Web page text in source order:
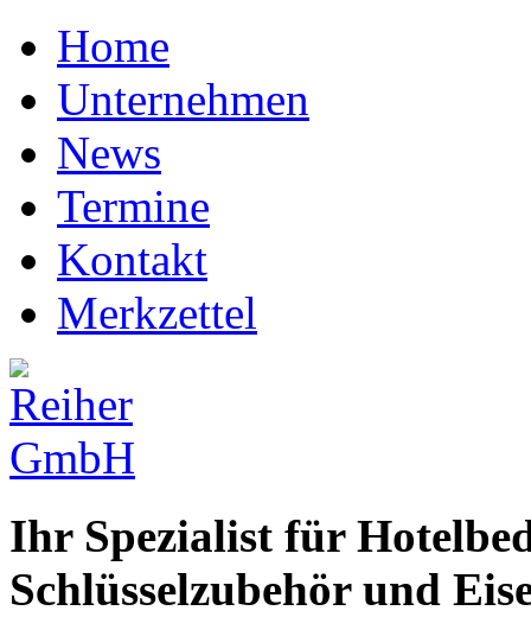
Home
Unternehmen
News
Termine
Kontakt
Merkzettel
Ihr Spezialist für
Schlüsselzubehör und